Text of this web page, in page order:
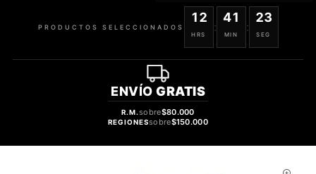
PRODUCTOS SELECCIONADOS
12
HRS
:
41
MIN
:
22
SEG
ENVÍO GRATIS
R.M.sobre$80.000
REGIONESsobre$150.000